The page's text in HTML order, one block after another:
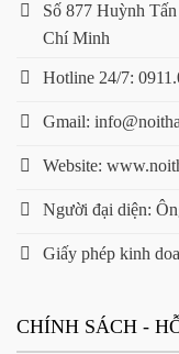
Số 877 Huỳnh
Chí Minh
Hotline 24/7:
Gmail:
Website:
Người đại diện:
Giấy phép kinh
CHÍNH SÁCH -